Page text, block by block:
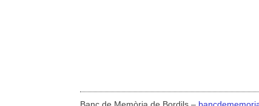
Banc de Memòria de Bordils –